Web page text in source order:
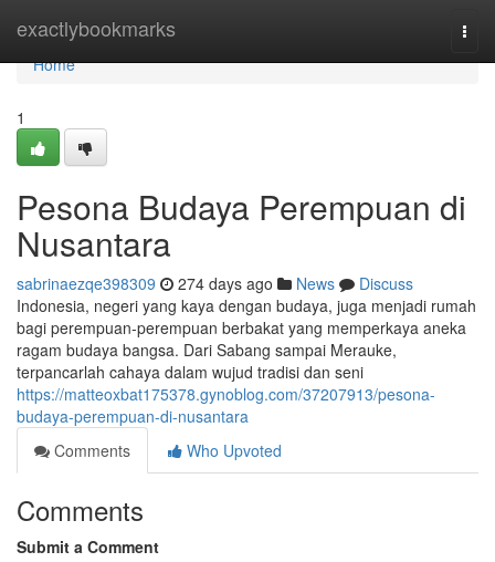
exactlybookmarks
Home
Home
1
Pesona Budaya Perempuan di
Nusantara
sabrinaezqe398309 274 days ago News
Discuss
Indonesia, negeri yang kaya dengan budaya, juga menjadi rumah
bagi perempuan-perempuan berbakat yang memperkaya aneka
ragam budaya bangsa. Dari Sabang sampai Merauke,
terpancarlah cahaya dalam wujud tradisi dan seni
https://matteoxbat175378.gynoblog.com/37207913/pesona-
budaya-perempuan-di-nusantara
Comments
Who Upvoted
Comments
Submit a Comment